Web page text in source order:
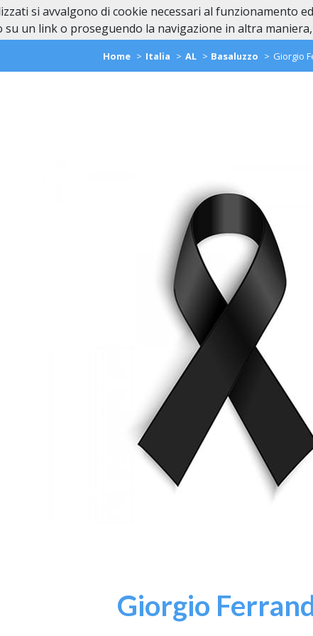
Home
Home Italia AL Basaluzzo Giorgio
Giorgio
si avvalgono di cookie necessari al funzionamento
su un link o proseguendo la navigazione in altra